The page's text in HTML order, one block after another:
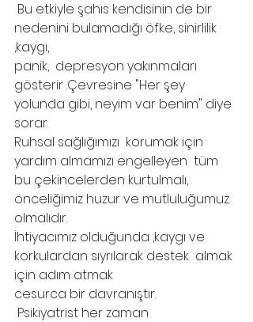
nedenini bulamadığı öfke, sinirlilik
,kaygı,
panik,  depresyon yakınmaları
gösterir .Çevresine "Her şey
yolunda gibi, neyim var benim" diye
sorar.
Ruhsal sağlığımızı  korumak için
yardım almamızı engelleyen  tüm
bu çekincelerden kurtulmalı,
önceliğimiz huzur ve mutluluğumuz
olmalıdır.
İhtiyacımız olduğunda ,kaygı ve
korkulardan sıyrılarak destek  almak
için adım atmak
cesurca bir davranıştır.